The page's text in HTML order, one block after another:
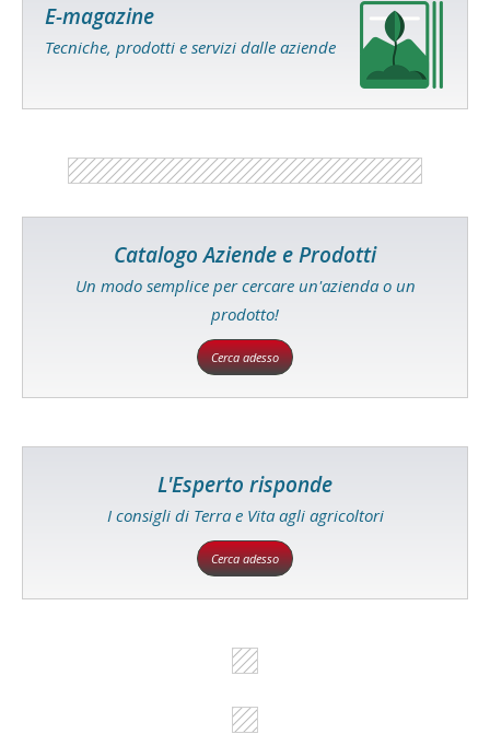
E-magazine
Tecniche, prodotti e servizi dalle aziende
Catalogo Aziende e Prodotti
Un modo semplice per cercare un'azienda o un
prodotto!
Cerca adesso
L'Esperto risponde
I consigli di Terra e Vita agli agricoltori
Cerca adesso